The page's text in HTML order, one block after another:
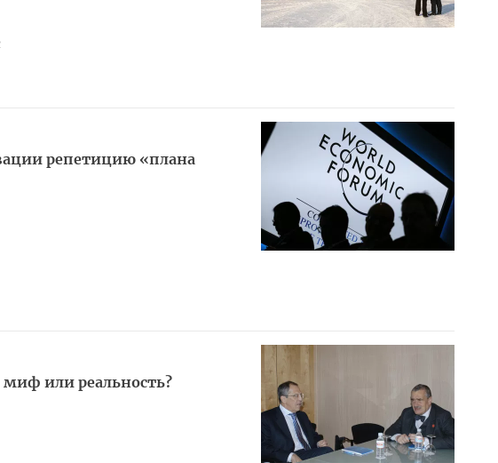
репетицию «плана
или реальность?